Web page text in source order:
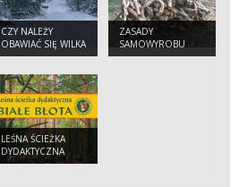
CZY NALEŻY
OBAWIAĆ SIĘ WILKA
W LESIE ?
ZASADY
SAMOWYROBU
DREWNA
LEŚNA ŚCIEŻKA
DYDAKTYCZNA
BIAŁE BŁOTA